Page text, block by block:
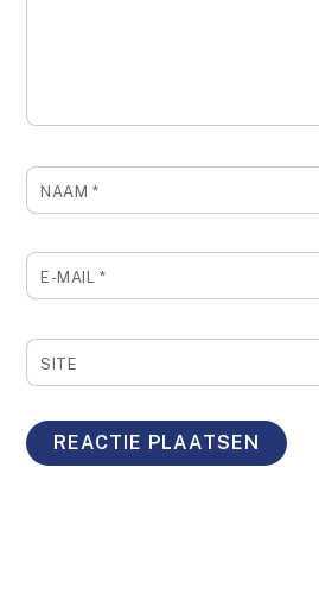
NAAM *
E-MAIL *
SITE